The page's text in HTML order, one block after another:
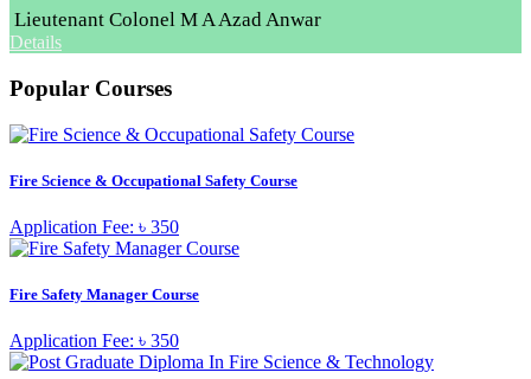
Lieutenant Colonel M A Azad Anwar
Details
Popular Courses
Fire Science & Occupational Safety Course
Application Fee: ৳ 350
Fire Safety Manager Course
Application Fee: ৳ 350